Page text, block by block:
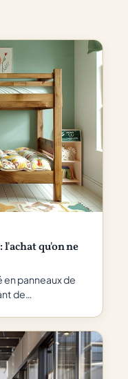
qu'on ne
en panneaux de
de…